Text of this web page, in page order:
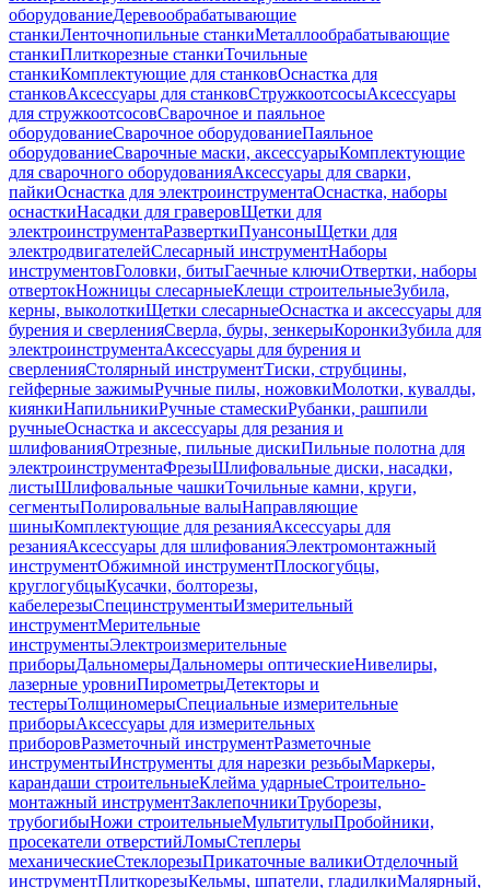
оборудованиеДеревообрабатывающие
станкиЛенточнопильные станкиМеталлообрабатывающие
станкиПлиткорезные станкиТочильные
станкиКомплектующие для станковОснастка для
станковАксессуары для станковСтружкоотсосыАксессуары
для стружкоотсосовСварочное и паяльное
оборудованиеСварочное оборудованиеПаяльное
оборудованиеСварочные маски, аксессуарыКомплектующие
для сварочного оборудованияАксессуары для сварки,
пайкиОснастка для электроинструментаОснастка, наборы
оснасткиНасадки для граверовЩетки для
электроинструментаРазверткиПуансоныЩетки для
электродвигателейСлесарный инструментНаборы
инструментовГоловки, битыГаечные ключиОтвертки, наборы
отвертокНожницы слесарныеКлещи строительныеЗубила,
керны, выколоткиЩетки слесарныеОснастка и аксессуары для
бурения и сверленияСверла, буры, зенкерыКоронкиЗубила для
электроинструментаАксессуары для бурения и
сверленияСтолярный инструментТиски, струбцины,
гейферные зажимыРучные пилы, ножовкиМолотки, кувалды,
киянкиНапильникиРучные стамескиРубанки, рашпили
ручныеОснастка и аксессуары для резания и
шлифованияОтрезные, пильные дискиПильные полотна для
электроинструментаФрезыШлифовальные диски, насадки,
листыШлифовальные чашкиТочильные камни, круги,
сегментыПолировальные валыНаправляющие
шиныКомплектующие для резанияАксессуары для
резанияАксессуары для шлифованияЭлектромонтажный
инструментОбжимной инструментПлоскогубцы,
круглогубцыКусачки, болторезы,
кабелерезыСпецинструментыИзмерительный
инструментМерительные
инструментыЭлектроизмерительные
приборыДальномерыДальномеры оптическиеНивелиры,
лазерные уровниПирометрыДетекторы и
тестерыТолщиномерыСпециальные измерительные
приборыАксессуары для измерительных
приборовРазметочный инструментРазметочные
инструментыИнструменты для нарезки резьбыМаркеры,
карандаши строительныеКлейма ударныеСтроительно-
монтажный инструментЗаклепочникиТруборезы,
трубогибыНожи строительныеМультитулыПробойники,
просекатели отверстийЛомыСтеплеры
механическиеСтеклорезыПрикаточные валикиОтделочный
инструментПлиткорезыКельмы, шпатели, гладилкиМалярный,